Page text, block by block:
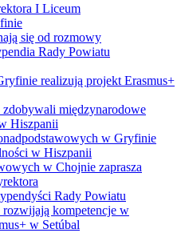
I Liceum
się od rozmowy
Rady Powiatu
realizują projekt Erasmus+
międzynarodowe
Hiszpanii
w Gryfinie
w Hiszpanii
w Chojnie zaprasza
Rady Powiatu
kompetencje w
w Setúbal